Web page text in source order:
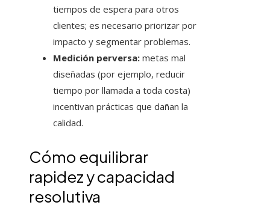
tiempos de espera para otros
clientes; es necesario priorizar por
impacto y segmentar problemas.
Medición perversa: metas mal
diseñadas (por ejemplo, reducir
tiempo por llamada a toda costa)
incentivan prácticas que dañan la
calidad.
Cómo equilibrar
rapidez y capacidad
resolutiva